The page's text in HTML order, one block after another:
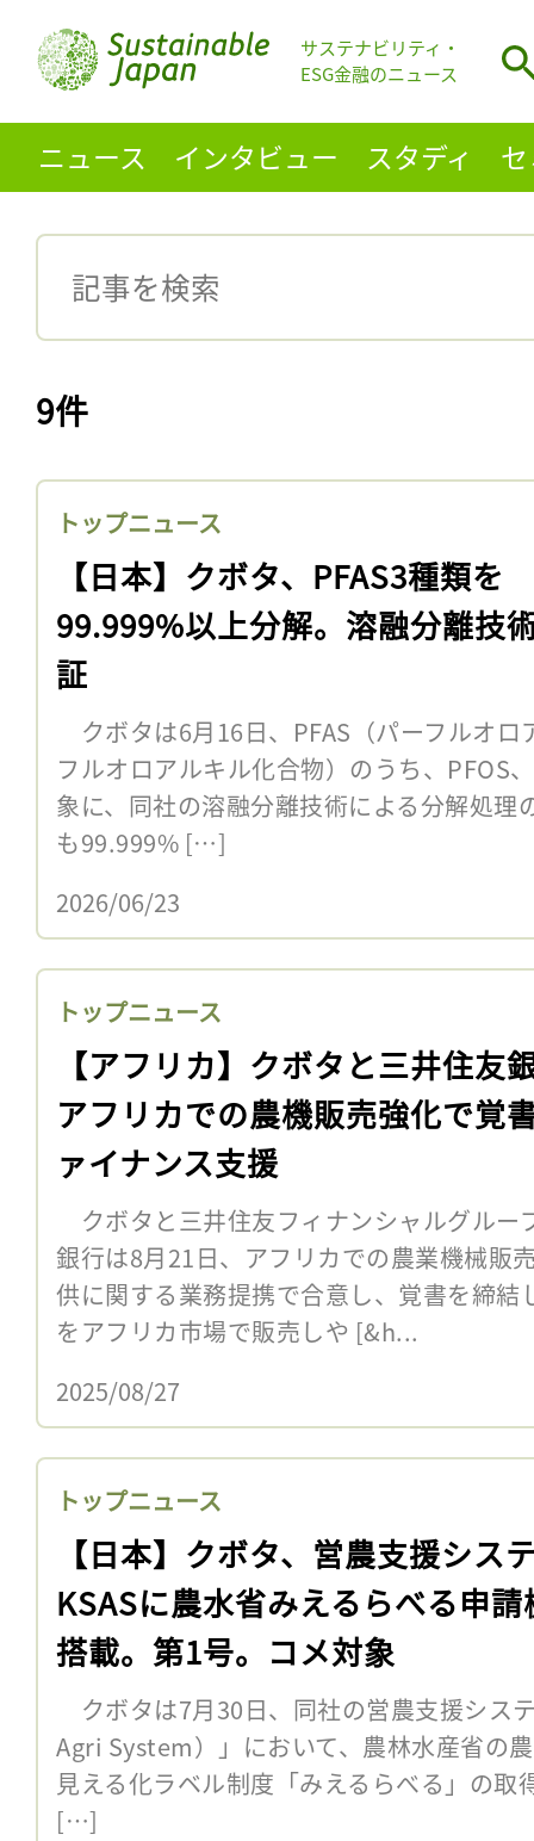
サステナビリティ・
ESG金融のニュース
ニュース インタビュー スタディ
9件
トップニュース
【日本】クボタ、PFAS3種類を
99.999%以上分解。溶融分離技
証
クボタは6月16日、PFAS（パーフルオロ
フルオロアルキル化合物）のうち、PFOS
象に、同社の溶融分離技術による分解処理
も99.999% […]
2026/06/23
トップニュース
【アフリカ】クボタと三井住友
アフリカでの農機販売強化で覚
ァイナンス支援
クボタと三井住友フィナンシャルグルー
銀行は8月21日、アフリカでの農業機械販
供に関する業務提携で合意し、覚書を締結
をアフリカ市場で販売しや [&h...
2025/08/27
トップニュース
【日本】クボタ、営農支援シス
KSASに農水省みえるらべる申請
搭載。第1号。コメ対象
クボタは7月30日、同社の営農支援シス
Agri System）」において、農林水産省の
見える化ラベル制度「みえるらべる」の取
[…]